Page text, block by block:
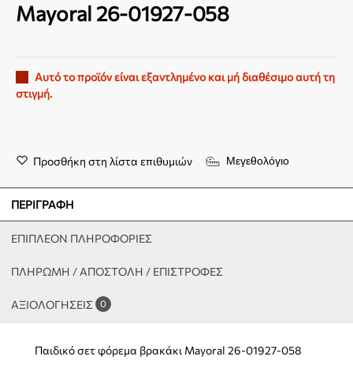
Mayoral 26-01927-058
Αυτό το προϊόν είναι εξαντλημένο και μή διαθέσιμο αυτή τη
στιγμή.
Προσθήκη στη λίστα επιθυμιών Μεγεθολόγιο
ΠΕΡΙΓΡΑΦΉ
ΕΠΙΠΛΈΟΝ ΠΛΗΡΟΦΟΡΊΕΣ
ΠΛΗΡΩΜΗ / ΑΠΟΣΤΟΛΗ / ΕΠΙΣΤΡΟΦΕΣ
ΑΞΙΟΛΟΓΉΣΕΙΣ 0
Παιδικό σετ φόρεμα βρακάκι Mayoral 26-01927-058